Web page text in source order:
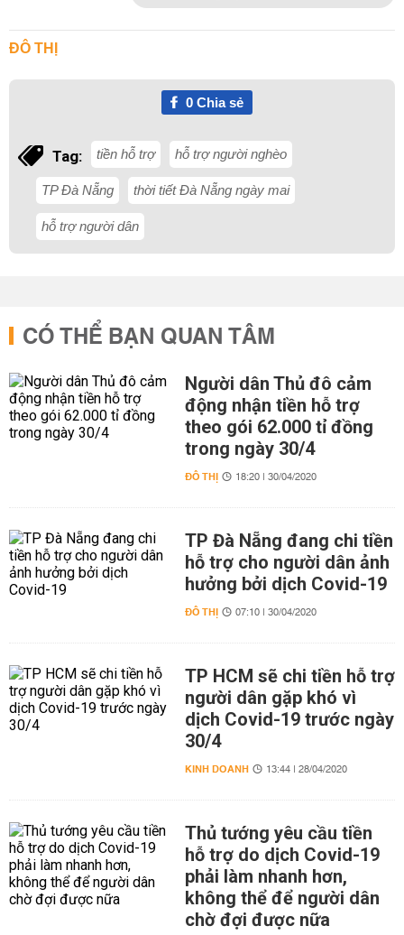
ĐÔ THỊ
0Chia sẻ
Tag: tiền hỗ trợ hỗ trợ người nghèo
TP Đà Nẵng thời tiết Đà Nẵng ngày mai
hỗ trợ người dân
CÓ THỂ BẠN QUAN TÂM
Người dân Thủ đô cảm
động nhận tiền hỗ trợ
theo gói 62.000 tỉ đồng
trong ngày 30/4
ĐÔ THỊ 18:20 | 30/04/2020
TP Đà Nẵng đang chi tiền
hỗ trợ cho người dân ảnh
hưởng bởi dịch Covid-19
ĐÔ THỊ 07:10 | 30/04/2020
TP HCM sẽ chi tiền hỗ trợ
người dân gặp khó vì
dịch Covid-19 trước ngày
30/4
KINH DOANH 13:44 | 28/04/2020
Thủ tướng yêu cầu tiền
hỗ trợ do dịch Covid-19
phải làm nhanh hơn,
không thể để người dân
chờ đợi được nữa